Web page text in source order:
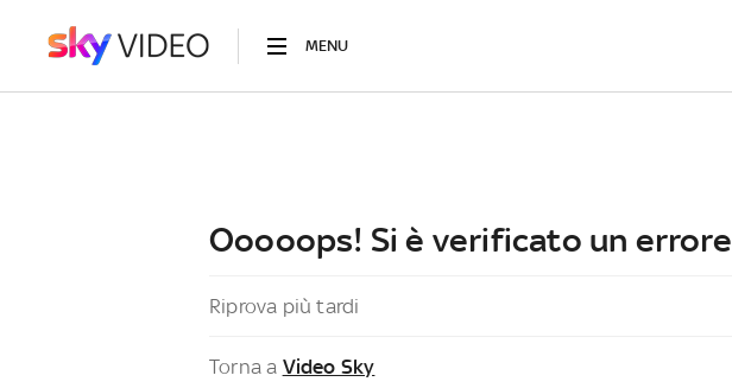
MENU
Ooooops! Si è verificato un errore
Riprova più tardi
Torna a Video Sky